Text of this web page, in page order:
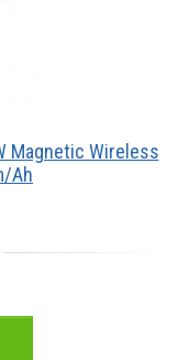
Magnetic Wireless
Ah